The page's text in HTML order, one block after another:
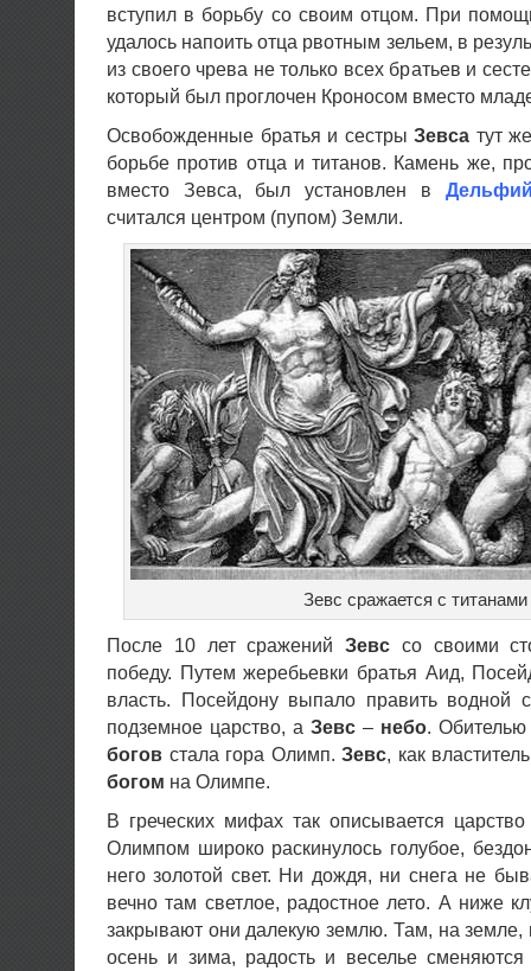
вступил в борьбу со своим отцом. При
удалось напоить отца рвотным зельем, в
из своего чрева не только всех братьев и
который был проглочен Кроносом вместо
Освобожденные братья и сестрыЗевса тут
борьбе против отца и титанов. Камень же,
вместо Зевса, был установлен в
считался центром (пупом) Земли.
Зевс сражается с титанами
После 10 лет сражений Зевс со своими
победу. Путем жеребьевки братья Аид,
власть. Посейдону выпало править водной
подземное царство, а Зевс – небо.
богов стала гора Олимп.Зевс, как
богом на Олимпе.
В греческих мифах так описывается
Олимпом широко раскинулось голубое,
него золотой свет. Ни дождя, ни снега не
вечно там светлое, радостное лето. А ниже
закрывают они далекую землю. Там, на земле,
осень и зима, радость и веселье